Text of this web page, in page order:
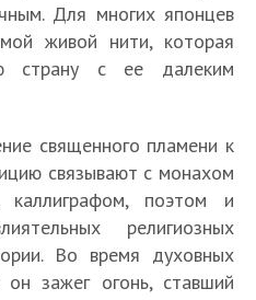
Для многих японцев
живой нити, которая
страну с ее далеким
священного пламени к
связывают с монахом
поэтом и
религиозных
Во время духовных
зажег огонь, ставший